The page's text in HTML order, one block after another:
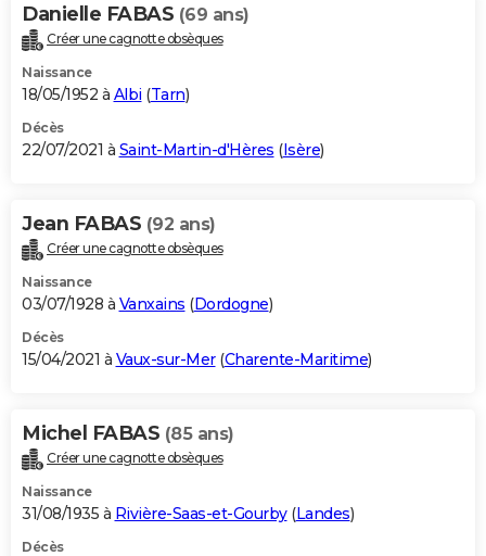
Danielle FABAS (69 ans)
Créer une cagnotte obsèques
Naissance
18/05/1952 à Albi (Tarn)
Décès
22/07/2021 à Saint-Martin-d'Hères (Isère)
Jean FABAS (92 ans)
Créer une cagnotte obsèques
Naissance
03/07/1928 à Vanxains (Dordogne)
Décès
15/04/2021 à Vaux-sur-Mer(Charente-Maritime)
Michel FABAS (85 ans)
Créer une cagnotte obsèques
Naissance
31/08/1935 à Rivière-Saas-et-Gourby(Landes)
Décès